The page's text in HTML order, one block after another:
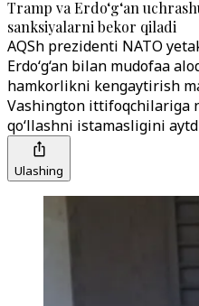
Tramp va Erdo‘g‘an
sanksiyalarni bekor qiladi
AQSh prezidenti NATO
Erdo‘g‘an bilan mudofaa
hamkorlikni kengaytirish
Vashington ittifoqchilariga
qo‘llashni istamasligini
Ulashing